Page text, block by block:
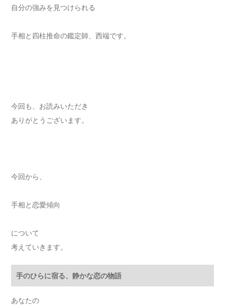
自分の強みを見つけられる
手相と四柱推命の鑑定師、西端です。
今回も、お読みいただき
ありがとうございます。
今回から、
手相と恋愛傾向
について
考えていきます。
手のひらに宿る、静かな恋の物語
あなたの